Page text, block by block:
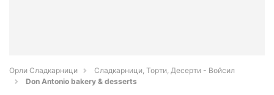
Орли Сладкарници
Сладкарници, Торти, Десерти - Войсил
Don Antonio bakery & desserts